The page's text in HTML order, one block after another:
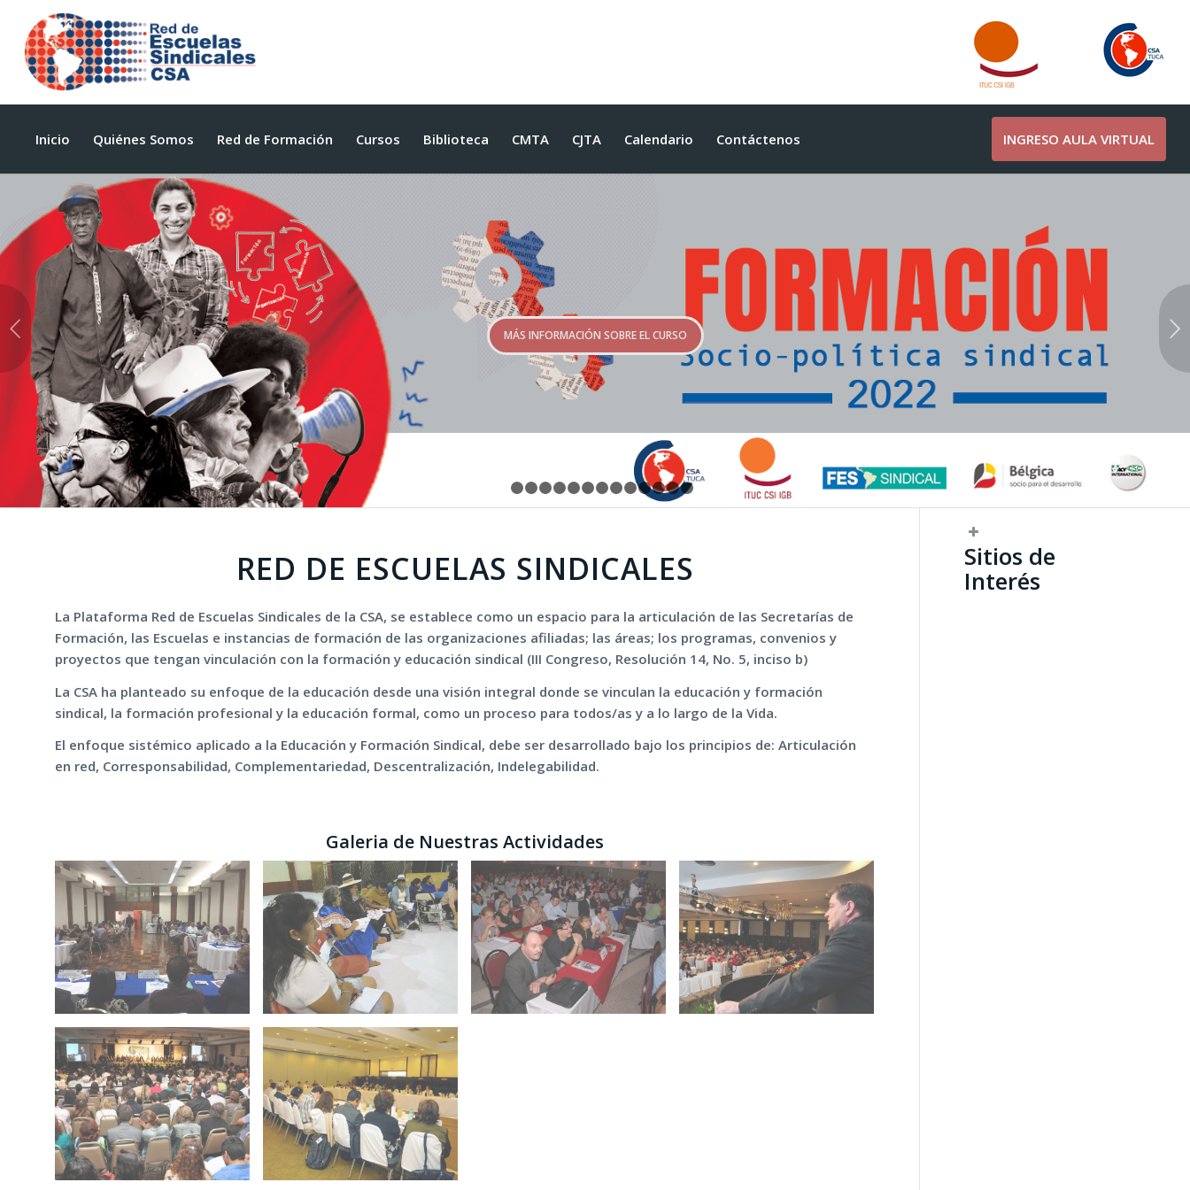
Inicio Quiénes Somos Red de Formación Cursos Biblioteca CMTA CJTA Calendario Contáctenos INGRESO AULA VIRTUAL
MÁS INFORMACIÓN SOBRE EL CURSO Posterior
1 2 3 4 5 6 7 8 11121314
RED DE ESCUELAS SINDICALES
La Plataforma Red de Escuelas Sindicales de la CSA, se establece como un espacio para la articulación de las Secretarías de
Formación, las Escuelas e instancias de formación de las organizaciones afiliadas; las áreas; los programas, convenios y
proyectos que tengan vinculación con la formación y educación sindical (III Congreso, Resolución 14, No. 5, inciso b)
La CSA ha planteado su enfoque de la educación desde una visión integral donde se vinculan la educación y formación
sindical, la formación profesional y la educación formal, como un proceso para todos/as y a lo largo de la Vida.
El enfoque sistémico aplicado a la Educación y Formación Sindical, debe ser desarrollado bajo los principios de: Articulación
en red, Corresponsabilidad, Complementariedad, Descentralización, Indelegabilidad.
Galeria de Nuestras Actividades
Sitios de
Interés